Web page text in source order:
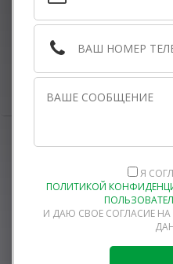
Я
ПОЛИТИКОЙ
И ДАЮ СВОЕ СОГЛАСИЕ